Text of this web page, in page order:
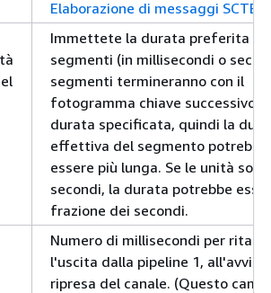
Elaborazione di messaggi SCTE
Immettete la durata preferita
segmenti (in millisecondi o
segmenti termineranno con il
fotogramma chiave successivo
durata specificata, quindi la
effettiva del segmento potrebbe
essere più lunga. Se le unità sono
secondi, la durata potrebbe
frazione dei secondi.
Numero di millisecondi per
l'uscita dalla pipeline 1, all'avvio
ripresa del canale. (Questo